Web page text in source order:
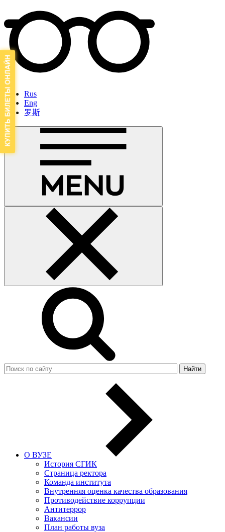
Rus
Eng
罗斯
Найти
О ВУЗЕ
История СГИК
Страница ректора
Команда института
Внутренняя оценка качества образования
Противодействие коррупции
Антитеррор
Вакансии
План работы вуза